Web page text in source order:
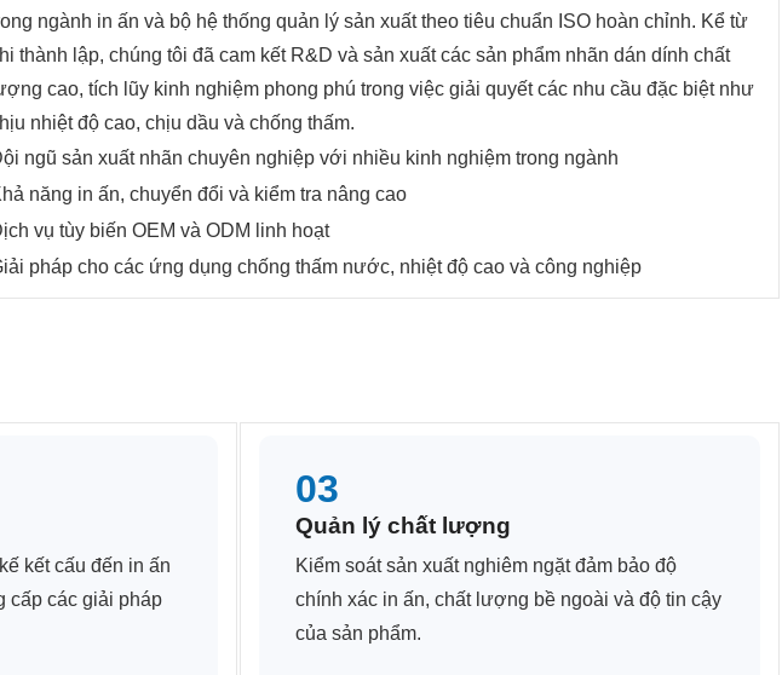
ngành in ấn và bộ hệ thống quản lý sản xuất theo tiêu chuẩn ISO hoàn chỉnh. Kể từ
thành lập, chúng tôi đã cam kết R&D và sản xuất các sản phẩm nhãn dán dính chất
cao, tích lũy kinh nghiệm phong phú trong việc giải quyết các nhu cầu đặc biệt như
nhiệt độ cao, chịu dầu và chống thấm.
ngũ sản xuất nhãn chuyên nghiệp với nhiều kinh nghiệm trong ngành
năng in ấn, chuyển đổi và kiểm tra nâng cao
vụ tùy biến OEM và ODM linh hoạt
pháp cho các ứng dụng chống thấm nước, nhiệt độ cao và công nghiệp
kết cấu đến in ấn
cấp các giải pháp
03
Quản lý chất lượng
Kiểm soát sản xuất nghiêm ngặt đảm bảo độ
chính xác in ấn, chất lượng bề ngoài và độ tin cậy
của sản phẩm.